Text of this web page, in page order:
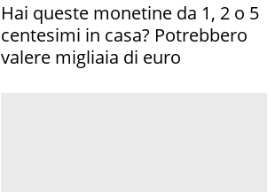
Hai queste monetine da 1, 2 o 5
centesimi in casa? Potrebbero
valere migliaia di euro